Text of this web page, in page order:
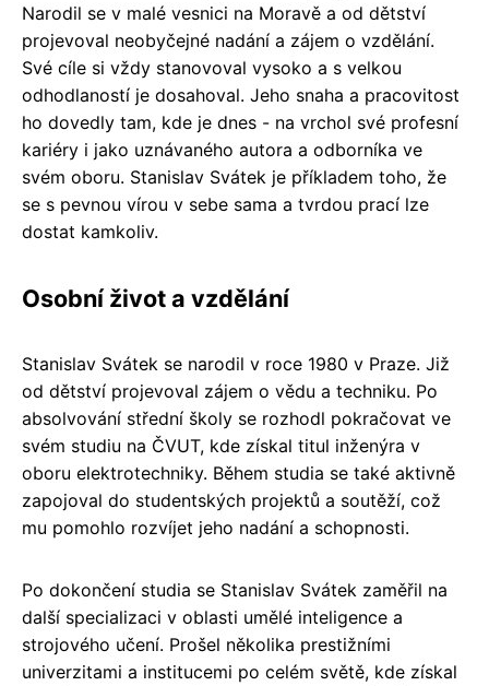
Narodil se v malé vesnici na Moravě a od dětství
projevoval neobyčejné nadání a zájem o vzdělání.
Své cíle si vždy stanovoval vysoko a s velkou
odhodlaností je dosahoval. Jeho snaha a pracovitost
ho dovedly tam, kde je dnes - na vrchol své profesní
kariéry i jako uznávaného autora a odborníka ve
svém oboru. Stanislav Svátek je příkladem toho, že
se s pevnou vírou v sebe sama a tvrdou prací lze
dostat kamkoliv.
Osobní život a vzdělání
Stanislav Svátek se narodil v roce 1980 v Praze. Již
od dětství projevoval zájem o vědu a techniku. Po
absolvování střední školy se rozhodl pokračovat ve
svém studiu na ČVUT, kde získal titul inženýra v
oboru elektrotechniky. Během studia se také aktivně
zapojoval do studentských projektů a soutěží, což
mu pomohlo rozvíjet jeho nadání a schopnosti.
Po dokončení studia se Stanislav Svátek zaměřil na
další specializaci v oblasti umělé inteligence a
strojového učení. Prošel několika prestižními
univerzitami a institucemi po celém světě, kde získal